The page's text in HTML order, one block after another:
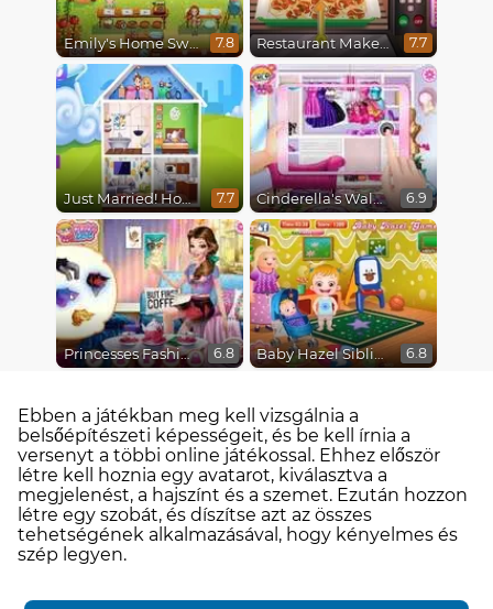
Emily's Home Sweet Home 7.8 Restaurant Makeover 7.7
Just Married! Home Deco 7.7 Cinderella's Walkin Closet 6.9
Princesses Fashion Over Coffee 6.8 Baby Hazel Sibling Surprise 6.8
Ebben a játékban meg kell vizsgálnia a
belsőépítészeti képességeit, és be kell írnia a
versenyt a többi online játékossal. Ehhez először
létre kell hoznia egy avatarot, kiválasztva a
megjelenést, a hajszínt és a szemet. Ezután hozzon
létre egy szobát, és díszítse azt az összes
tehetségének alkalmazásával, hogy kényelmes és
szép legyen.